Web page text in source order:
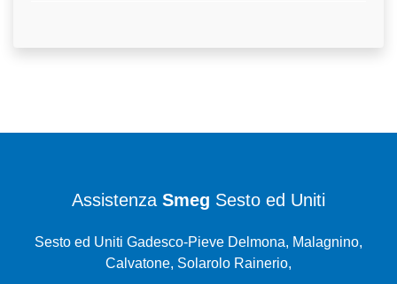
Assistenza Smeg Sesto ed Uniti
Sesto ed Uniti Gadesco-Pieve Delmona, Malagnino,
Calvatone, Solarolo Rainerio,